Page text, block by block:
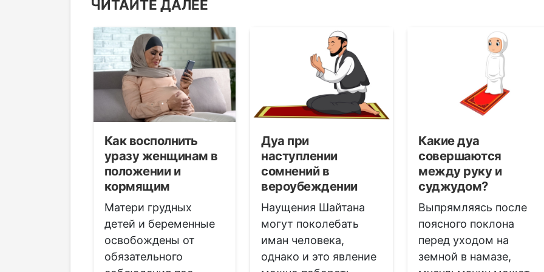
ЧИТАЙТЕ ДАЛЕЕ
Как восполнить
уразу женщинам в
положении и
кормящим
Матери грудных
детей и беременные
освобождены от
обязательного
Дуа при
наступлении
сомнений в
вероубеждении
Наущения Шайтана
могут поколебать
иман человека,
однако и это явление
Какие дуа
совершаются
между руку и
суджудом?
Выпрямляясь после
поясного поклона
перед уходом на
земной в намазе,